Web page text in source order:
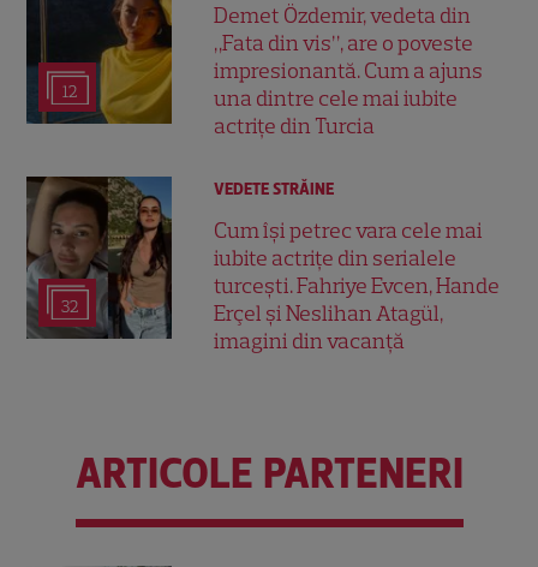
12
Demet Özdemir, vedeta din
„Fata din vis”, are o poveste
impresionantă. Cum a ajuns
una dintre cele mai iubite
actrițe din Turcia
32
VEDETE STRĂINE
Cum își petrec vara cele mai
iubite actrițe din serialele
turcești. Fahriye Evcen, Hande
Erçel și Neslihan Atagül,
imagini din vacanță
ARTICOLE PARTENERI